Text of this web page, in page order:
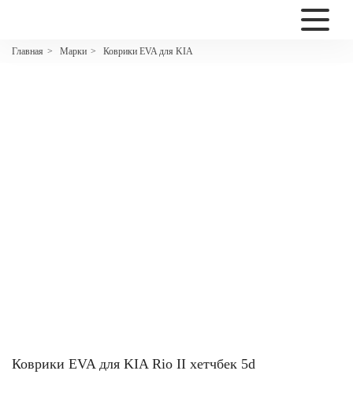
Главная > Марки > Коврики EVA для KIA
2200
Коврики EVA для KIA Rio II хетчбек 5d